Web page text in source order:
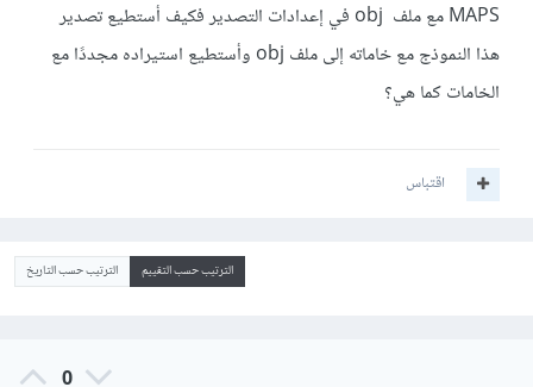
MAPS مع ملف obj في إعدادات التصدير فكيف أستطيع تصدير
هذا النموذج مع خاماته إلى ملف obj وأستطيع استيراده مجددًا مع
الخامات كما هي؟
اقتباس
الترتيب حسب التقييم الترتيب حسب التاريخ